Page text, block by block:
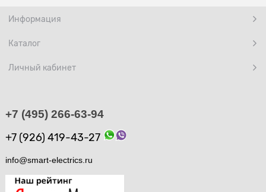
Информация
Каталог
Личный кабинет
+7 (495) 266-63-94
+7 (926) 419-43-27
info@smart-electrics.ru